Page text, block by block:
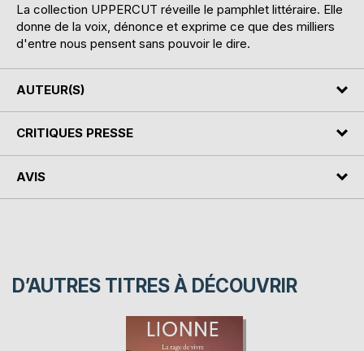
La collection UPPERCUT réveille le pamphlet littéraire. Elle
donne de la voix, dénonce et exprime ce que des milliers
d'entre nous pensent sans pouvoir le dire.
AUTEUR(S)
CRITIQUES PRESSE
AVIS
D’AUTRES TITRES À DÉCOUVRIR